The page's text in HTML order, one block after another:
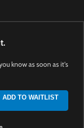
know as soon as it's
ADD TO WAITLIST